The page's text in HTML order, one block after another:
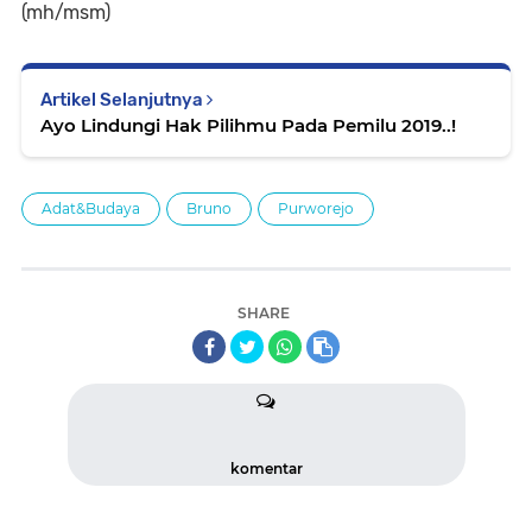
(mh/msm)
Artikel Selanjutnya
Ayo Lindungi Hak Pilihmu Pada Pemilu 2019..!
Adat&Budaya Bruno Purworejo
SHARE
komentar